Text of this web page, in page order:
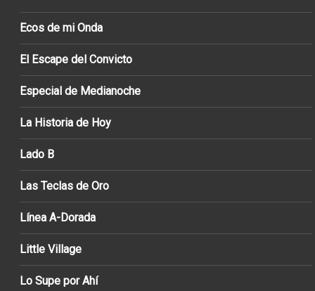
Ecos de mi Onda
El Escape del Convicto
Especial de Medianoche
La Historia de Hoy
Lado B
Las Teclas de Oro
Línea A-Dorada
Little Village
Lo Supe por Ahí